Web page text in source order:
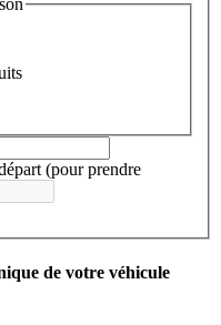
(pour prendre
de votre véhicule